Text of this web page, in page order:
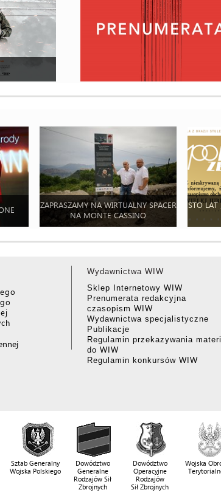
ZAPRASZAMY NA WIRTUALNY SPACER
NA MONTE CASSINO
STO LAT
Wydawnictwa WIW
Sklep Internetowy WIW
Prenumerata redakcyjna
czasopism WIW
Wydawnictwa specjalistyczne
Publikacje
Regulamin przekazywania
do WIW
Regulamin konkursów WIW
Sztab Generalny
Wojska Polskiego
Dowództwo
Generalne
Rodzajów Sił
Zbrojnych
Dowództwo
Operacyjne
Rodzajów
Sił Zbrojnych
Wojska